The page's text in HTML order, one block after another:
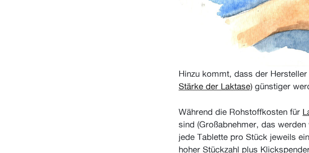
Hinzu kommt, dass der
Stärke der Laktase) günstiger
Während die Rohstoffkosten für
sind (Großabnehmer, das
jede Tablette pro Stück jeweils
hoher Stückzahl plus